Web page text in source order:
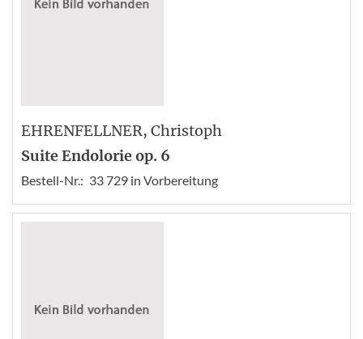
EHRENFELLNER, Christoph
Suite Endolorie op. 6
Bestell-Nr.: 33 729 in Vorbereitung